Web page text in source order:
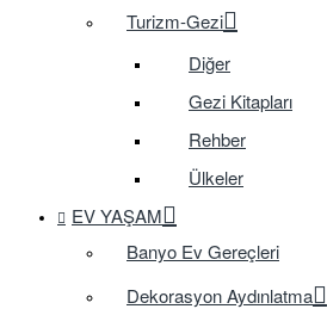
Turizm-Gezi
Diğer
Gezi Kitapları
Rehber
Ülkeler
EV YAŞAM
Banyo Ev Gereçleri
Dekorasyon Aydınlatma